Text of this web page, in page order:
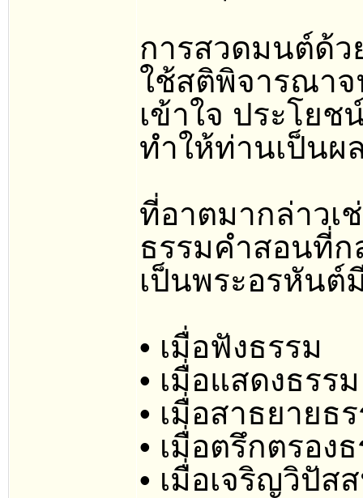
การสวดมนต์ด้ว
ใช้สติพิจารณา
เข้าใจ ประโย
ทำให้ท่านเป็นผ
ที่อาตมากล่าวเ
ธรรมคำสอนที่ก
เป็นพระอรหันต์
• เมื่อฟังธรรม
• เมื่อแสดงธรรม
• เมื่อสาธยาย
• เมื่อตรึกตรอ
• เมื่อเจริญวิปั